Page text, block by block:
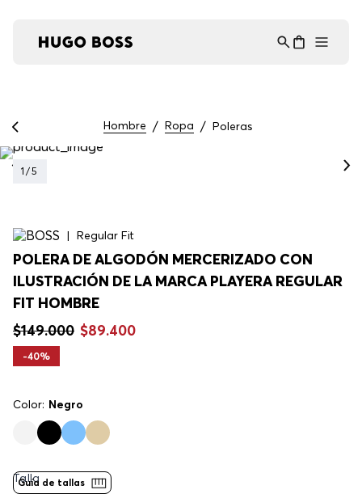
Hombre Ropa Poleras
1 /5
Regular Fit
POLERA DE ALGODÓN MERCERIZADO CON
ILUSTRACIÓN DE LA MARCA PLAYERA REGULAR
FIT HOMBRE
$149.000 $89.400
-40%
Color: Negro
Guía de tallas
Talla
Asistente Virtual
en línea ⋮